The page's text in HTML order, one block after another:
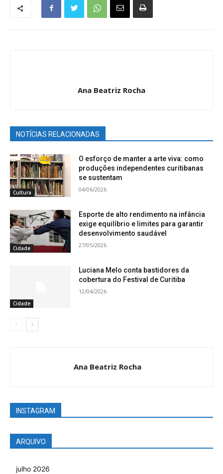
Ana Beatriz Rocha
NOTÍCIAS RELACIONADAS
Cultura
O esforço de manter a arte viva: como
produções independentes curitibanas
se sustentam
04/06/2026
Cidade
Esporte de alto rendimento na infância
exige equilíbrio e limites para garantir
desenvolvimento saudável
27/05/2026
Cidade
Luciana Melo conta bastidores da
cobertura do Festival de Curitiba
12/04/2026
Ana Beatriz Rocha
INSTAGRAM
ARQUIVO
julho 2026